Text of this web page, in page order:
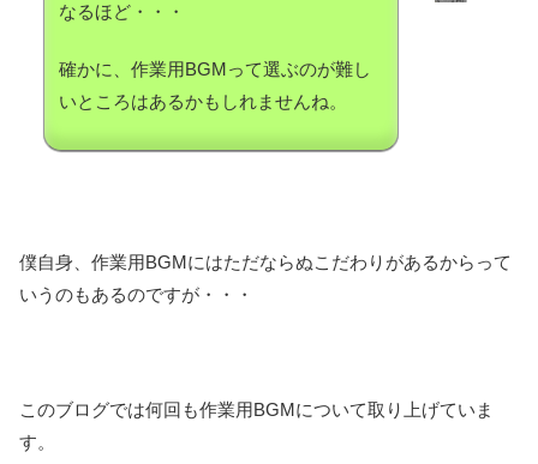
なるほど・・・
確かに、作業用BGMって選ぶのが難し
いところはあるかもしれませんね。
僕自身、作業用BGMにはただならぬこだわりがあるからって
いうのもあるのですが・・・
このブログでは何回も作業用BGMについて取り上げていま
す。